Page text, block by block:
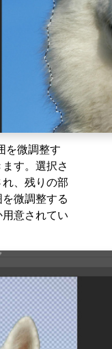
を微調整す
す。選択さ
、残りの部
微調整する
意されてい